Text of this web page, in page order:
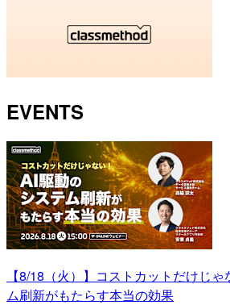
EVENTS
【8/18（火）】コストカットだけじ
ム刷新がもたらす本当の効果